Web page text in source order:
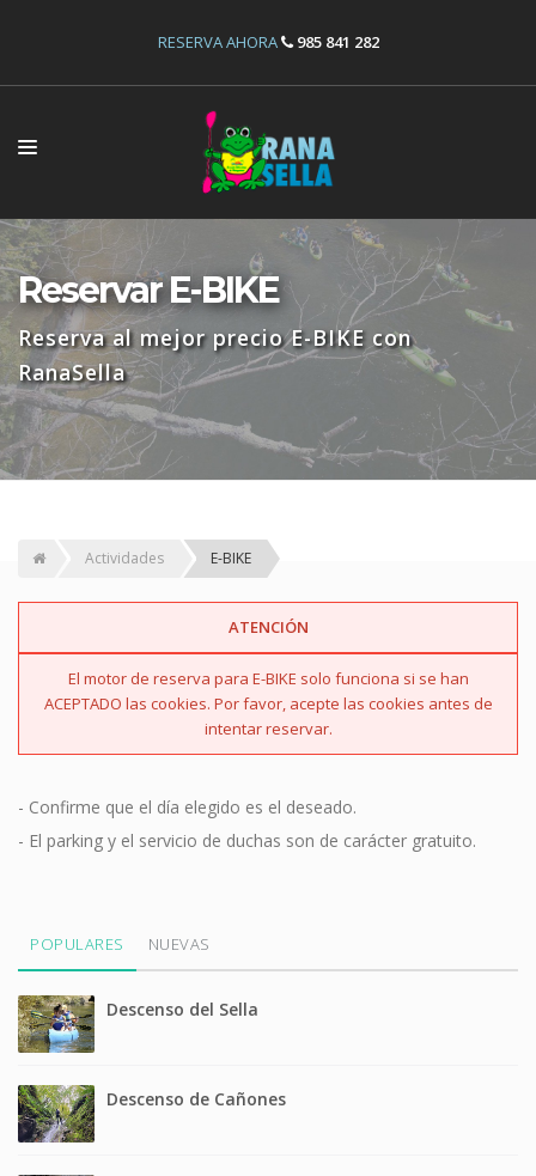
RESERVA AHORA 985 841 282
INICIO
ACTIVIDADES
INSTALACIONES
OFERTAS
RESERVAS
NOSOTROS
Reservar E-BIKE
Reserva al mejor precio E-BIKE con
RanaSella
Actividades E-BIKE
ATENCIÓN
El motor de reserva para E-BIKE solo funciona si se han
ACEPTADO las cookies. Por favor, acepte las cookies antes de
intentar reservar.
- Confirme que el día elegido es el deseado.
- El parking y el servicio de duchas son de carácter gratuito.
POPULARES NUEVAS
Descenso del Sella
Descenso de Cañones